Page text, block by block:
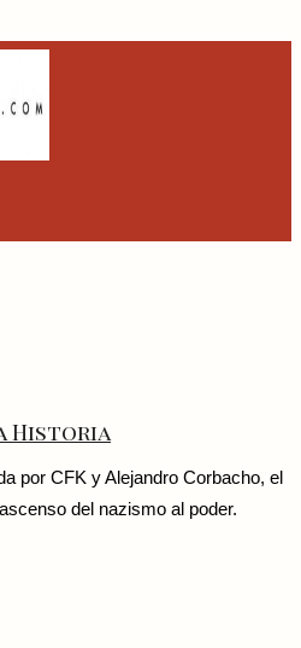
Historia
por CFK y Alejandro Corbacho, el
del nazismo al poder.